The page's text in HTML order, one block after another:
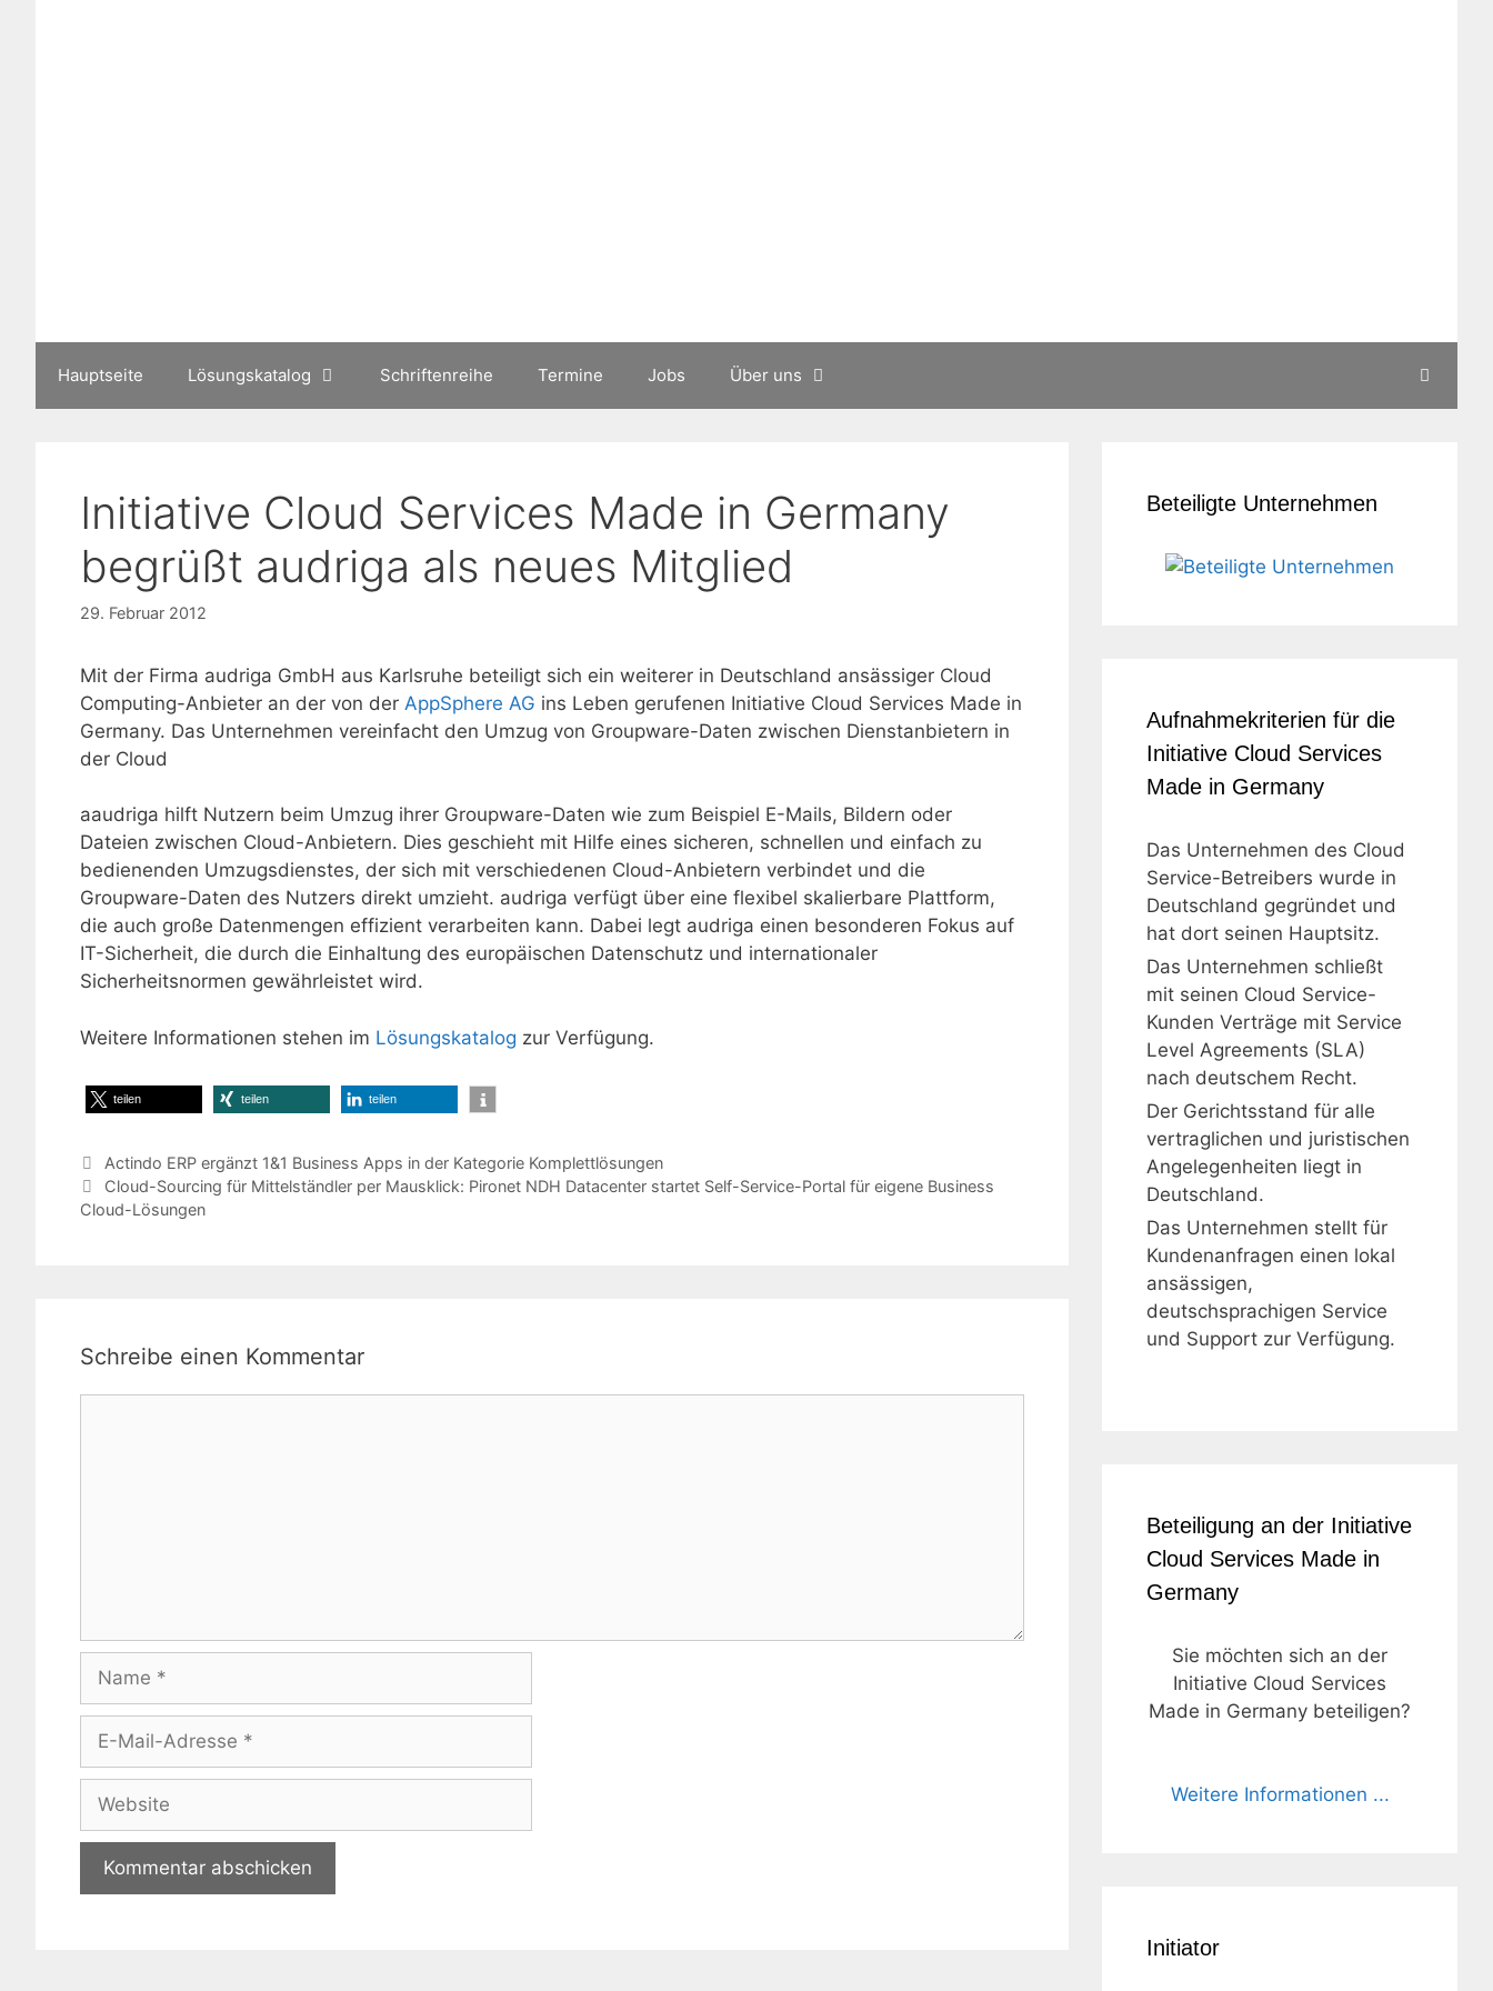
Hauptseite Lösungskatalog Schriftenreihe Termine Jobs Über uns
Initiative Cloud Services Made in Germany
begrüßt audriga als neues Mitglied
29. Februar 2012
Mit der Firma audriga GmbH aus Karlsruhe beteiligt sich ein weiterer in Deutschland ansässiger Cloud
Computing-Anbieter an der von der AppSphere AG ins Leben gerufenen Initiative Cloud Services Made in
Germany. Das Unternehmen vereinfacht den Umzug von Groupware-Daten zwischen Dienstanbietern in
der Cloud
aaudriga hilft Nutzern beim Umzug ihrer Groupware-Daten wie zum Beispiel E-Mails, Bildern oder
Dateien zwischen Cloud-Anbietern. Dies geschieht mit Hilfe eines sicheren, schnellen und einfach zu
bedienenden Umzugsdienstes, der sich mit verschiedenen Cloud-Anbietern verbindet und die
Groupware-Daten des Nutzers direkt umzieht. audriga verfügt über eine flexibel skalierbare Plattform,
die auch große Datenmengen effizient verarbeiten kann. Dabei legt audriga einen besonderen Fokus auf
IT-Sicherheit, die durch die Einhaltung des europäischen Datenschutz und internationaler
Sicherheitsnormen gewährleistet wird.
Weitere Informationen stehen im Lösungskatalog zur Verfügung.
teilen teilen teilen
Actindo ERP ergänzt 1&1 Business Apps in der Kategorie Komplettlösungen
Cloud-Sourcing für Mittelständler per Mausklick: Pironet NDH Datacenter startet Self-Service-Portal für eigene Business
Cloud-Lösungen
Schreibe einen Kommentar
Name
Adresse
Website
Beteiligte Unternehmen
Aufnahmekriterien für die
Initiative Cloud Services
Made in Germany
Das Unternehmen des Cloud
Service-Betreibers wurde in
Deutschland gegründet und
hat dort seinen Hauptsitz.
Das Unternehmen schließt
mit seinen Cloud Service-
Kunden Verträge mit Service
Level Agreements (SLA)
nach deutschem Recht.
Der Gerichtsstand für alle
vertraglichen und juristischen
Angelegenheiten liegt in
Deutschland.
Das Unternehmen stellt für
Kundenanfragen einen lokal
ansässigen,
deutschsprachigen Service
und Support zur Verfügung.
Beteiligung an der Initiative
Cloud Services Made in
Germany
Sie möchten sich an der
Initiative Cloud Services
Made in Germany beteiligen?
Weitere Informationen ...
Initiator